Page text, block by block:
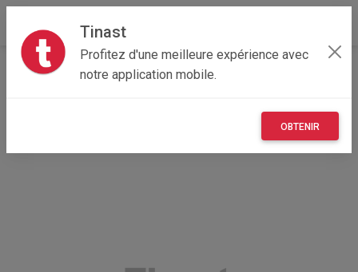
Tinast
Profitez d'une meilleure expérience avec
notre application mobile.
OBTENIR
Accueil Recherche Centre-Val de Loire